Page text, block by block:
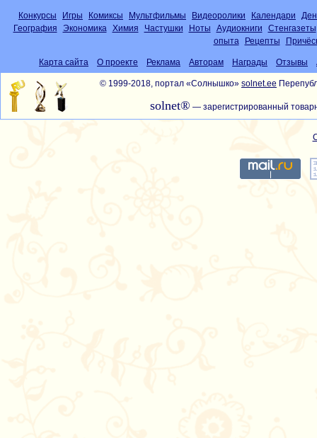
Конкурсы Игры Комиксы Мультфильмы Видеоролики Календари
География
Экономика Химия Частушки Ноты Аудиокниги
Стенгазеты
опыта
Рецепты
Карта сайта О проекте Реклама Авторам Награды Отзывы
© 1999-2018, портал «Солнышко» solnet.ee
solnet® — зарегистрированный